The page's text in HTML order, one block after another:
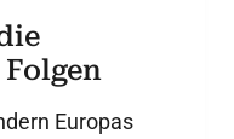
Europas